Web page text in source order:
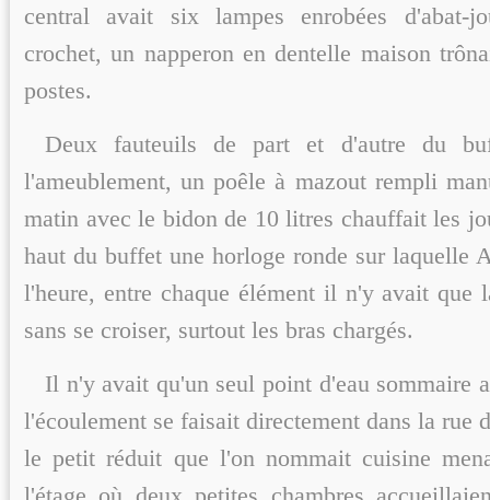
central avait six lampes enrobées
crochet, un napperon en dentelle maison
postes.
Deux fauteuils de part et d'autre du
l'ameublement, un poêle à mazout rempli
matin avec le bidon de 10 litres chauffait les
haut du buffet une horloge ronde sur laquelle
l'heure, entre chaque élément il n'y avait que
sans se croiser, surtout les bras chargés.
Il n'y avait qu'un seul point d'eau sommaire
l'écoulement se faisait directement dans la rue
le petit réduit que l'on nommait cuisine